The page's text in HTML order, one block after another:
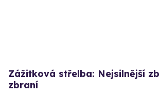
Zážitková střelba: Nejsilnější
zbraní